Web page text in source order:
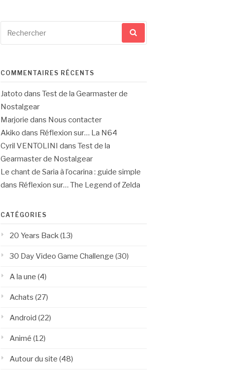
pour
COMMENTAIRES RÉCENTS
Jatoto dans Test de la Gearmaster de
Nostalgear
Marjorie dans Nous contacter
Akiko dans Réflexion sur… La N64
Cyril VENTOLINI dans Test de la
Gearmaster de Nostalgear
Le chant de Saria à l’ocarina : guide simple
dans Réflexion sur… The Legend of Zelda
CATÉGORIES
20 Years Back (13)
30 Day Video Game Challenge (30)
A la une (4)
Achats (27)
Android (22)
Animé (12)
Autour du site (48)